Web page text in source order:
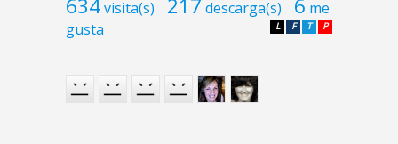
634visita(s) 217 descarga(s) 6 me
gusta
P
T
F
L